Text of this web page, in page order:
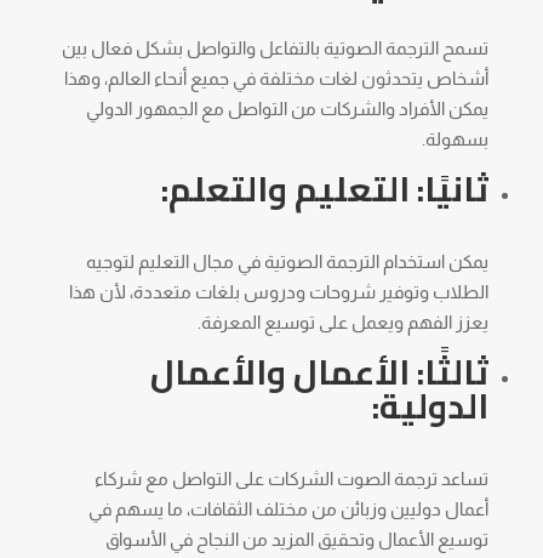
تسمح الترجمة الصوتية بالتفاعل والتواصل بشكل فعال بين
أشخاص يتحدثون لغات مختلفة في جميع أنحاء العالم، وهذا
يمكن الأفراد والشركات من التواصل مع الجمهور الدولي
بسهولة.
ثانيًا: التعليم والتعلم:
يمكن استخدام الترجمة الصوتية في مجال التعليم لتوجيه
الطلاب وتوفير شروحات ودروس بلغات متعددة، لأن هذا
يعزز الفهم ويعمل على توسيع المعرفة.
ثالثًا: الأعمال والأعمال
الدولية:
تساعد ترجمة الصوت الشركات على التواصل مع شركاء
أعمال دوليين وزبائن من مختلف الثقافات، ما يسهم في
توسيع الأعمال وتحقيق المزيد من النجاح في الأسواق